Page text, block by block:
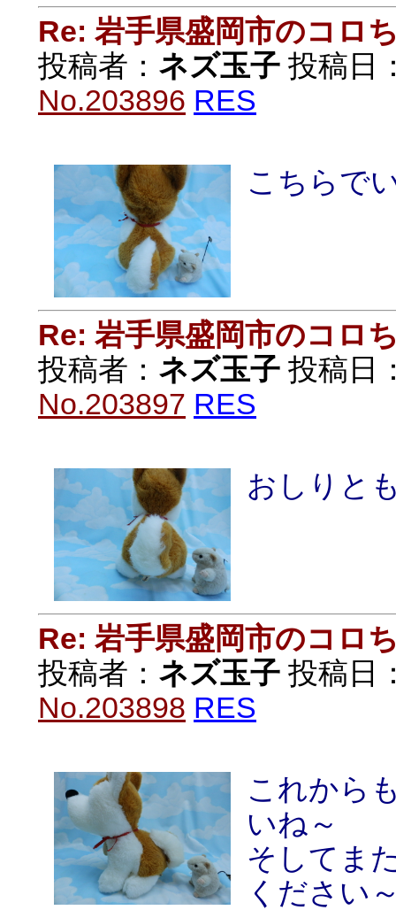
Re: 岩手県盛岡市のコロ
投稿者： ネズ玉子 投稿日
No.203896 RES
こちらで
Re: 岩手県盛岡市のコロ
投稿者： ネズ玉子 投稿日
No.203897 RES
おしりと
Re: 岩手県盛岡市のコロ
投稿者： ネズ玉子 投稿日
No.203898 RES
これから
いね～
そしてま
ください